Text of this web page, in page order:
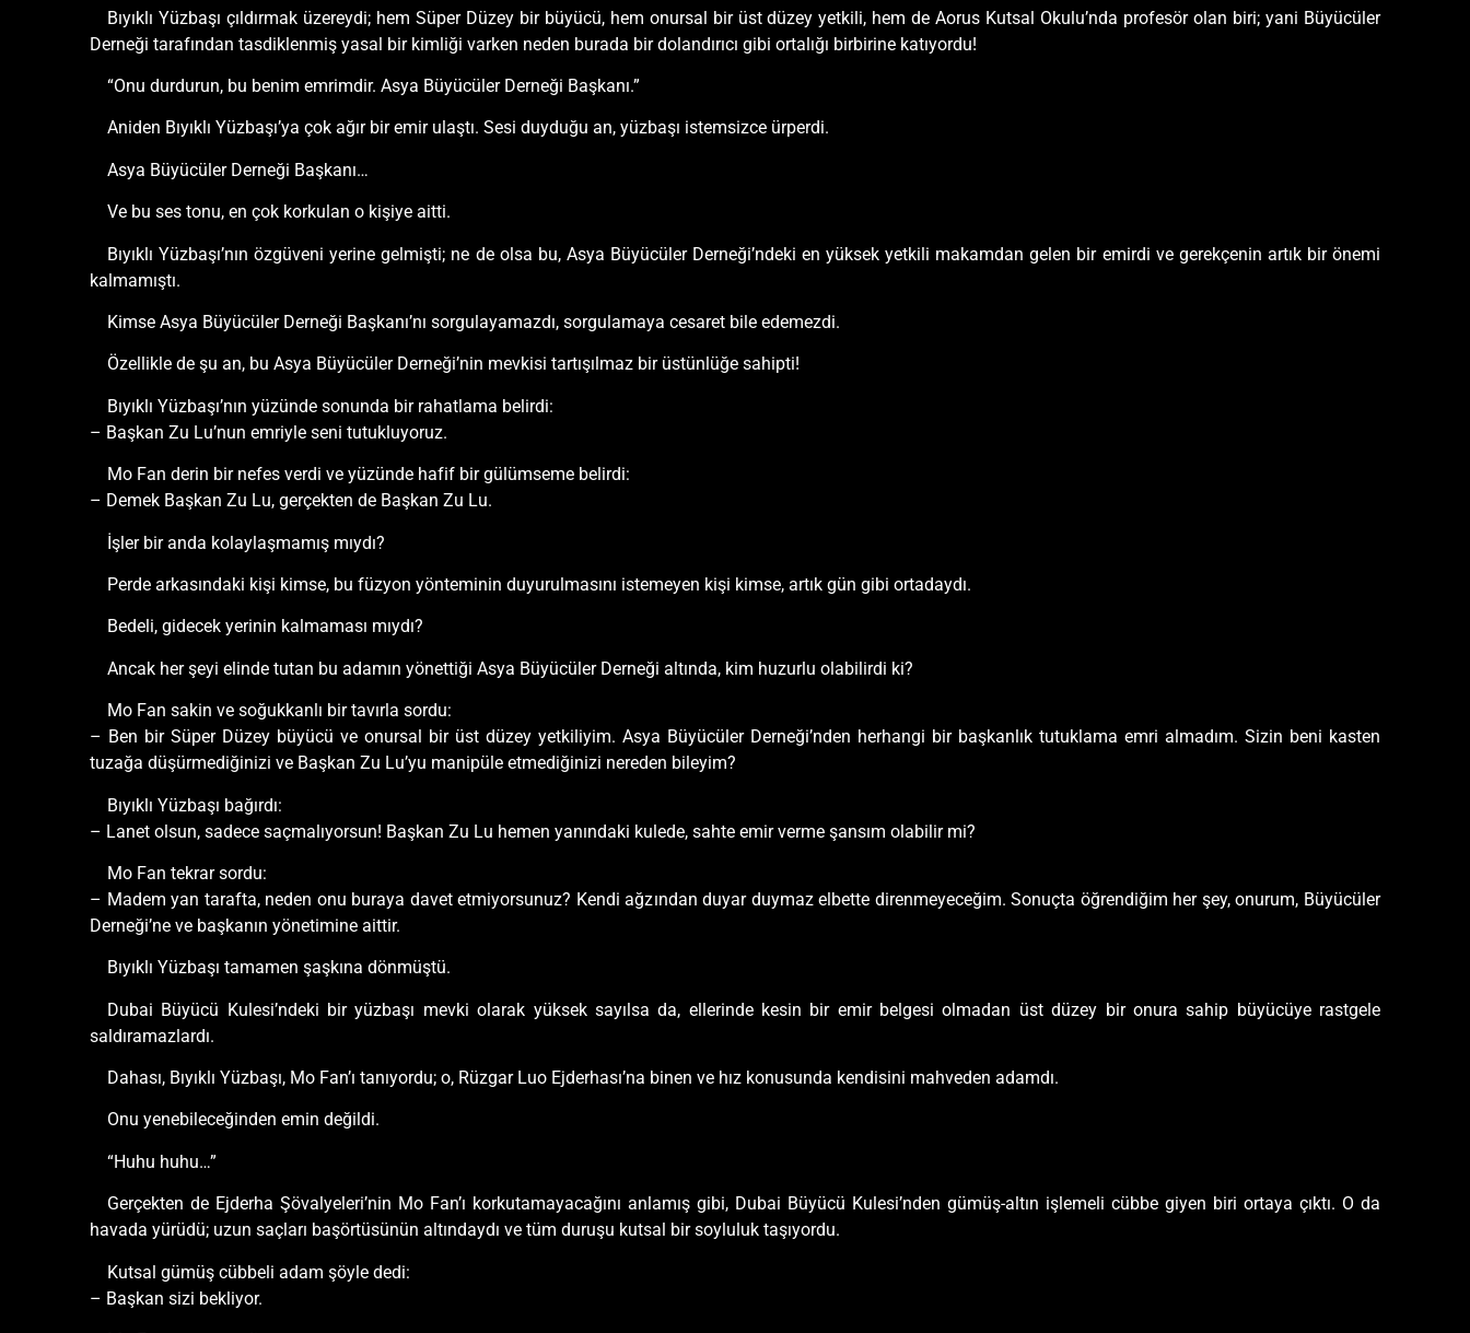
Bıyıklı Yüzbaşı çıldırmak üzereydi; hem Süper Düzey bir büyücü, hem onursal bir üst düzey yetkili, hem de Aorus Kutsal Okulu’nda profesör olan biri; yani Büyücüler
Derneği tarafından tasdiklenmiş yasal bir kimliği varken neden burada bir dolandırıcı gibi ortalığı birbirine katıyordu!
“Onu durdurun, bu benim emrimdir. Asya Büyücüler Derneği Başkanı.”
Aniden Bıyıklı Yüzbaşı’ya çok ağır bir emir ulaştı. Sesi duyduğu an, yüzbaşı istemsizce ürperdi.
Asya Büyücüler Derneği Başkanı…
Ve bu ses tonu, en çok korkulan o kişiye aitti.
Bıyıklı Yüzbaşı’nın özgüveni yerine gelmişti; ne de olsa bu, Asya Büyücüler Derneği’ndeki en yüksek yetkili makamdan gelen bir emirdi ve gerekçenin artık bir önemi
kalmamıştı.
Kimse Asya Büyücüler Derneği Başkanı’nı sorgulayamazdı, sorgulamaya cesaret bile edemezdi.
Özellikle de şu an, bu Asya Büyücüler Derneği’nin mevkisi tartışılmaz bir üstünlüğe sahipti!
Bıyıklı Yüzbaşı’nın yüzünde sonunda bir rahatlama belirdi:
– Başkan Zu Lu’nun emriyle seni tutukluyoruz.
Mo Fan derin bir nefes verdi ve yüzünde hafif bir gülümseme belirdi:
– Demek Başkan Zu Lu, gerçekten de Başkan Zu Lu.
İşler bir anda kolaylaşmamış mıydı?
Perde arkasındaki kişi kimse, bu füzyon yönteminin duyurulmasını istemeyen kişi kimse, artık gün gibi ortadaydı.
Bedeli, gidecek yerinin kalmaması mıydı?
Ancak her şeyi elinde tutan bu adamın yönettiği Asya Büyücüler Derneği altında, kim huzurlu olabilirdi ki?
Mo Fan sakin ve soğukkanlı bir tavırla sordu:
– Ben bir Süper Düzey büyücü ve onursal bir üst düzey yetkiliyim. Asya Büyücüler Derneği’nden herhangi bir başkanlık tutuklama emri almadım. Sizin beni kasten
tuzağa düşürmediğinizi ve Başkan Zu Lu’yu manipüle etmediğinizi nereden bileyim?
Bıyıklı Yüzbaşı bağırdı:
– Lanet olsun, sadece saçmalıyorsun! Başkan Zu Lu hemen yanındaki kulede, sahte emir verme şansım olabilir mi?
Mo Fan tekrar sordu:
– Madem yan tarafta, neden onu buraya davet etmiyorsunuz? Kendi ağzından duyar duymaz elbette direnmeyeceğim. Sonuçta öğrendiğim her şey, onurum, Büyücüler
Derneği’ne ve başkanın yönetimine aittir.
Bıyıklı Yüzbaşı tamamen şaşkına dönmüştü.
Dubai Büyücü Kulesi’ndeki bir yüzbaşı mevki olarak yüksek sayılsa da, ellerinde kesin bir emir belgesi olmadan üst düzey bir onura sahip büyücüye rastgele
saldıramazlardı.
Dahası, Bıyıklı Yüzbaşı, Mo Fan’ı tanıyordu; o, Rüzgar Luo Ejderhası’na binen ve hız konusunda kendisini mahveden adamdı.
Onu yenebileceğinden emin değildi.
“Huhu huhu…”
Gerçekten de Ejderha Şövalyeleri’nin Mo Fan’ı korkutamayacağını anlamış gibi, Dubai Büyücü Kulesi’nden gümüş-altın işlemeli cübbe giyen biri ortaya çıktı. O da
havada yürüdü; uzun saçları başörtüsünün altındaydı ve tüm duruşu kutsal bir soyluluk taşıyordu.
Kutsal gümüş cübbeli adam şöyle dedi:
– Başkan sizi bekliyor.